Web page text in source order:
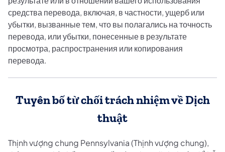
средства перевода, включая, в частности, ущерб или
убытки, вызванные тем, что вы полагались на точность
перевода, или убытки, понесенные в результате
просмотра, распространения или копирования
перевода.
Tuyên bố từ chối trách nhiệm về Dịch
thuật
Thịnh vượng chung Pennsylvania (Thịnh vượng chung),